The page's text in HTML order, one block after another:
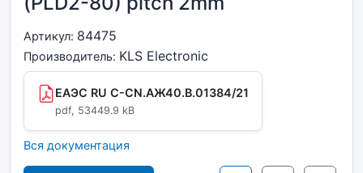
Артикул: 84475
Производитель: KLS Electronic
ЕАЭС RU C-CN.АЖ40.В.01384/21
pdf, 53449.9 kB
Вся документация